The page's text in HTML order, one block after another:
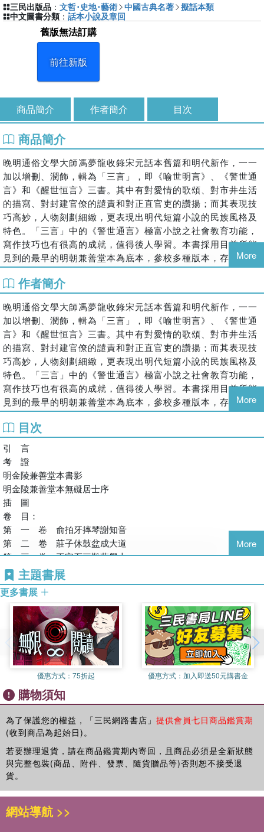
舊版無法訂購
前往新版
三民出版品 ： 文哲･史地･藝術 中國古典名著 擬話本類
中文圖書分類 ： 話本小說及章回
商品簡介 作者簡介 目次
商品簡介
晚明通俗文學大師馮夢龍收錄宋元話本舊篇和明代新作，一一
加以增刪、潤飾，輯為「三言」，即《喻世明言》、《警世通
言》和《醒世恒言》三書。其中有對愛情的歌頌、對市井生活
的描寫、對封建官僚的譴責和對正直官吏的讚揚；而其表現技
巧高妙，人物刻劃細緻，更表現出明代短篇小說的民族風格及
特色。「三言」中的《警世通言》極富小說之社會教育功能，
寫作技巧也有很高的成就，值得後人學習。本書採用目前所能
見到的最早的明朝兼善堂本為底本，參校多種版本，存優去
蕪，並加上新式標點和簡明注釋，引言與考證對馮夢龍其人其
書且有詳盡介紹，允稱最完善之《警世通言》版本。
More
作者簡介
晚明通俗文學大師馮夢龍收錄宋元話本舊篇和明代新作，一一
加以增刪、潤飾，輯為「三言」，即《喻世明言》、《警世通
言》和《醒世恒言》三書。其中有對愛情的歌頌、對市井生活
的描寫、對封建官僚的譴責和對正直官吏的讚揚；而其表現技
巧高妙，人物刻劃細緻，更表現出明代短篇小說的民族風格及
特色。「三言」中的《警世通言》極富小說之社會教育功能，
寫作技巧也有很高的成就，值得後人學習。本書採用目前所能
見到的最早的明朝兼善堂本為底本，參校多種版本，存優去
蕪，並加上新式標點和簡明注釋，引言與考證對馮夢龍其人其
書且有詳盡介紹，允稱最完善之《警世通言》版本。
More
目次
引 言
考 證
明金陵兼善堂本書影
明金陵兼善堂本無礙居士序
插 圖
卷 目：
第 一 卷 俞拍牙摔琴謝知音
第 二 卷 莊子休鼓盆成大道
第 三 卷 王安石三難蘇學士
第 四 卷 ●相公飲恨半山堂
第 五 卷 呂大郎還金完骨肉
第 六 卷 俞仲舉題詩遇上皇
第 七 卷 陳可常端陽仙化
第 八 卷 崔待詔生死冤家
第 九 卷 李謫仙醉草嚇蠻書
第 十 卷 錢舍人題詩燕子樓
第 十一 卷 蘇知縣羅衫再合
第 十二 卷 范鰍兒雙鏡重圓
第 十三 卷 三現身包龍圖斷冤
第 十四 卷 一窟鬼癩道人除怪
第 十五 卷 金令史美婢酬秀童
第 十六 卷 小夫人金錢贈年少
第 十七 卷 鈍秀才一朝交泰
第 十八 卷 老門生三世報恩
第 十九 卷 崔衙內白鷂招妖
第二十二卷 宋小官團圓破氈笠
More
主題書展
更多書展
優惠方式： 75折起 優惠方式： 加入即送50元購書金
購物須知
為了保護您的權益，「三民網路書店」 提供會員七日商品鑑賞期
(收到商品為起始日)。
若要辦理退貨，請在商品鑑賞期內寄回，且商品必須是全新狀態
與完整包裝(商品、附件、發票、隨貨贈品等)否則恕不接受退
貨。
網站導航 >>